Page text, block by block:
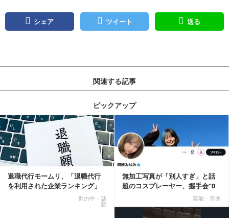
シェア ツイート 送る
関連する記事
ピックアップ
退職代行モームリ、「退職代行
を利用された企業ランキング」
世の中・話
題
無加工写真が「別人すぎ」と話
題のコスプレーヤー、握手会“0
芸能・音楽
記事を読む